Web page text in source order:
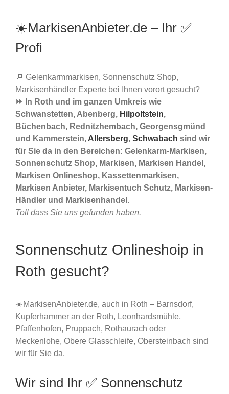
☀️MarkisenAnbieter.de – Ihr ✅
Profi
🔎 Gelenkarmmarkisen, Sonnenschutz Shop,
Markisenhändler Experte bei Ihnen vorort gesucht?
⏩ In Roth und im ganzen Umkreis wie
Schwanstetten, Abenberg, Hilpoltstein,
Büchenbach, Rednitzhembach, Georgensgmünd
und Kammerstein, Allersberg, Schwabach sind wir
für Sie da in den Bereichen: Gelenkarm-Markisen,
Sonnenschutz Shop, Markisen, Markisen Handel,
Markisen Onlineshop, Kassettenmarkisen,
Markisen Anbieter, Markisentuch Schutz, Markisen-
Händler und Markisenhandel.
Toll dass Sie uns gefunden haben.
Sonnenschutz Onlineshoip in
Roth gesucht?
☀️MarkisenAnbieter.de, auch in Roth – Barnsdorf,
Kupferhammer an der Roth, Leonhardsmühle,
Pfaffenhofen, Pruppach, Rothaurach oder
Meckenlohe, Obere Glasschleife, Obersteinbach sind
wir für Sie da.
Wir sind Ihr ✅ Sonnenschutz